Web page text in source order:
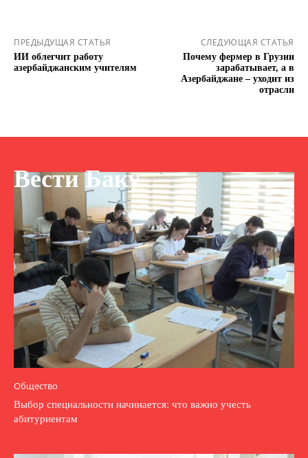
ПРЕДЫДУЩАЯ СТАТЬЯ
ИИ облегчит работу
азербайджанским учителям
СЛЕДУЮЩАЯ СТАТЬЯ
Почему фермер в Грузии
зарабатывает, а в
Азербайджане – уходит из
отрасли
Вести Баку
Общество
Выбор специальности начинается: что важно учесть
абитуриентам